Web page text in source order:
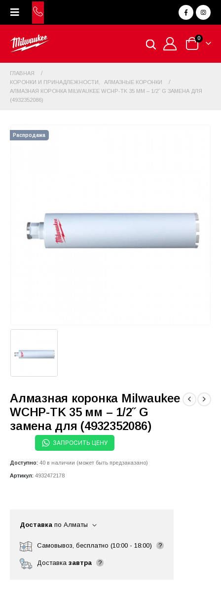
0
ГЛАВНАЯ
КОРОНКИ И ПРИНАДЛЕЖНОСТИ
АЛМАЗНЫЕ КОРОНКИ
АЛМАЗНАЯ КОРОНКА MILWAUKEE WCHP-TK 35 ММ – 1/2˝ G ЗАМЕНА ДЛЯ
(4932352086)
Распродажа
Алмазная коронка Milwaukee
WCHP-TK 35 мм – 1/2˝ G
замена для (4932352086)
ЗАПРОСИТЬ ЦЕНУ
Доступно: 40 в наличии (может быть предзаказано)
Артикул: 4932472178
Доставка по Алматы
Самовывоз, бесплатно (10:00 - 18:00) ?
Доставка завтра ?